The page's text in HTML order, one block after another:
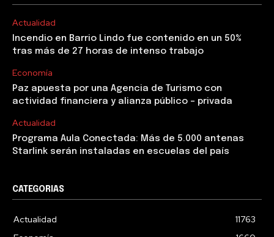
Actualidad
Incendio en Barrio Lindo fue contenido en un 50%
tras más de 27 horas de intenso trabajo
Economía
Paz apuesta por una Agencia de Turismo con
actividad financiera y alianza público – privada
Actualidad
Programa Aula Conectada: Más de 5.000 antenas
Starlink serán instaladas en escuelas del país
CATEGORIAS
Actualidad
11763